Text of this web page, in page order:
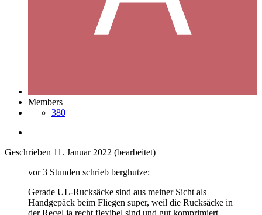
Members
380
Geschrieben 11. Januar 2022 (bearbeitet)
vor 3 Stunden schrieb berghutze:
Gerade UL-Rucksäcke sind aus meiner Sicht als
Handgepäck beim Fliegen super, weil die Rucksäcke in
der Regel ja recht flexibel sind und gut komprimiert